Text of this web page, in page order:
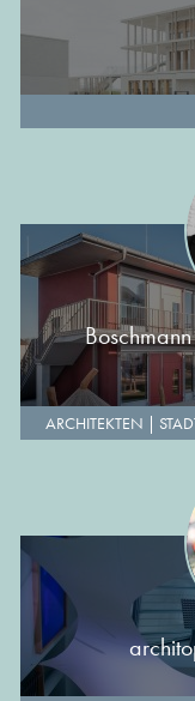
ARCHITEKTEN |